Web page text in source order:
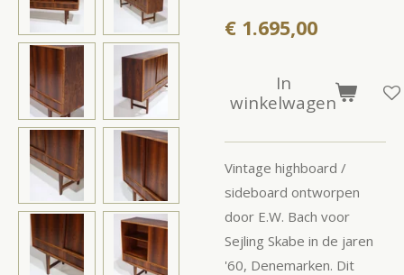
€ 1.695,00
In
winkelwagen
Vintage highboard /
sideboard ontworpen
door E.W. Bach voor
Sejling Skabe in de jaren
'60, Denemarken. Dit